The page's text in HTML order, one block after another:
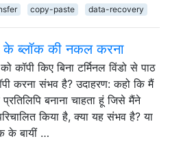
copy-paste data-recovery
के ब्लॉक की नकल करना
कॉपी किए बिना टर्मिनल विंडो से पाठ
करना संभव है? उदाहरण: कहो कि मैं
बनाना चाहता हूं जिसे मैंने
किया है, क्या यह संभव है? या
के बायीं …